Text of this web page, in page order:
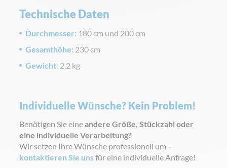
Technische Daten
Durchmesser: 180 cm und 200 cm
Gesamthöhe: 230 cm
Gewicht: 2,2 kg
Individuelle Wünsche? Kein Problem!
Benötigen Sie eineandere Größe, Stückzahl oder
eine individuelle Verarbeitung?
Wir setzen Ihre Wünsche professionell um –
kontaktieren Sie unsfür eine individuelle Anfrage!